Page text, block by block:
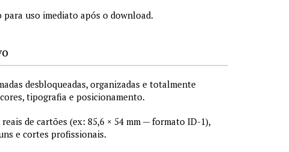
uso imediato após o download.
desbloqueadas, organizadas e totalmente
tipografia e posicionamento.
de cartões (ex: 85,6 × 54 mm — formato ID-1),
e cortes profissionais.